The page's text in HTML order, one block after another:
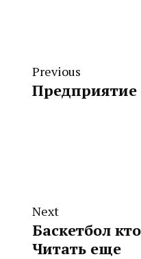
Previous
Предприятие
Next
Баскетбол
Читать еще